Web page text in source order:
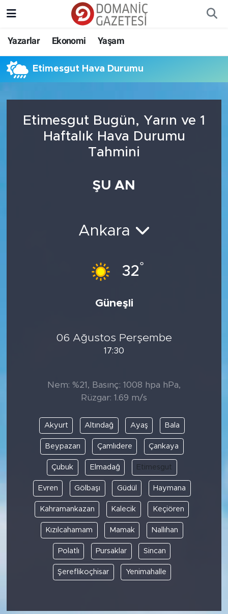
Yazarlar Ekonomi Yaşam
Etimesgut Hava Durumu
Etimesgut Bugün, Yarın ve 1
Haftalık Hava Durumu
Tahmini
ŞU AN
Ankara
32°
Güneşli
06 Ağustos Perşembe
17:30
Nem: %21, Basınç: 1008 hpa hPa,
Rüzgar: 1.69 m/s
Akyurt Altındağ Ayaş Bala
Beypazarı Çamlıdere Çankaya
Çubuk Elmadağ Etimesgut
Evren Gölbaşı Güdül Haymana
Kahramankazan Kalecik Keçiören
Kızılcahamam Mamak Nallıhan
Polatlı Pursaklar Sincan
Şereflikoçhisar Yenimahalle